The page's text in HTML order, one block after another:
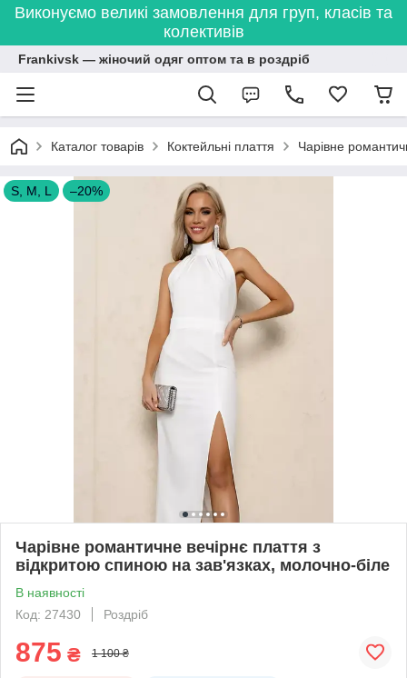
Виконуємо великі замовлення для груп, класів та
колективів
Frankivsk — жіночий одяг оптом та в роздріб
Каталог товарів Коктейльні плаття Чарівне
S, M, L –20%
Чарівне романтичне вечірнє плаття з
відкритою спиною на зав'язках, молочно-біле
В наявності
Код: 27430
Роздріб
875 ₴ 1 100 ₴